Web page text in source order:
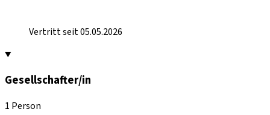
Vertritt seit 05.05.2026
Gesellschafter/in
1 Person